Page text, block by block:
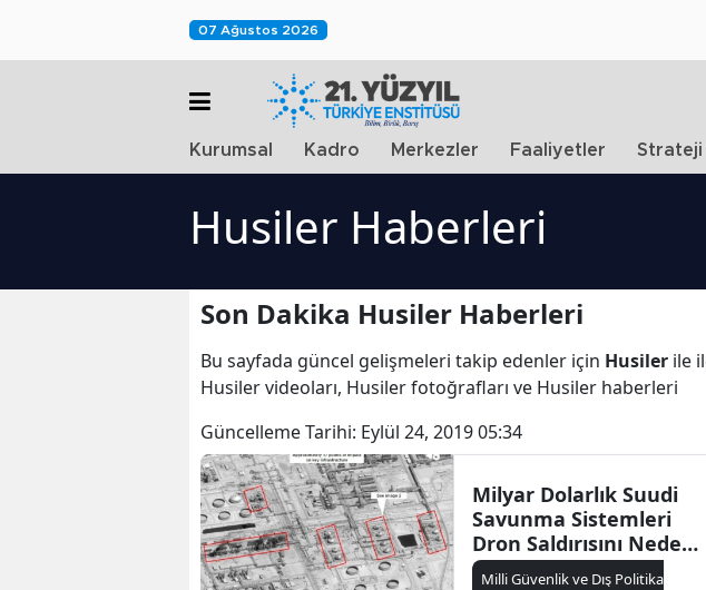
07 Ağustos 2026
Kurumsal Kadro Merkezler Faaliyetler Strateji
Husiler Haberleri
Son Dakika Husiler Haberleri
Bu sayfada güncel gelişmeleri takip edenler için Husiler ile
Husiler videoları, Husiler fotoğrafları ve Husiler haberleri
Güncelleme Tarihi: Eylül 24, 2019 05:34
Milyar Dolarlık Suudi
Savunma Sistemleri
Dron Saldırısını Neden
Önleyemedi ?
Milli Güvenlik ve Dış Politika